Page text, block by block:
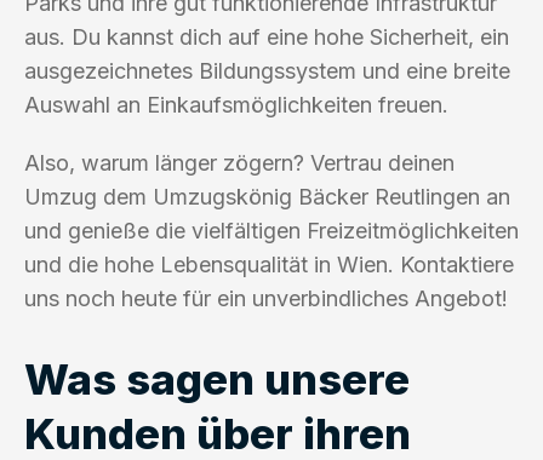
aus. Du kannst dich auf eine hohe Sicherheit, ein
ausgezeichnetes Bildungssystem und eine breite
Auswahl an Einkaufsmöglichkeiten freuen.
Also, warum länger zögern? Vertrau deinen
Umzug dem Umzugskönig Bäcker Reutlingen an
und genieße die vielfältigen Freizeitmöglichkeiten
und die hohe Lebensqualität in Wien. Kontaktiere
uns noch heute für ein unverbindliches Angebot!
Was sagen unsere
Kunden über ihren